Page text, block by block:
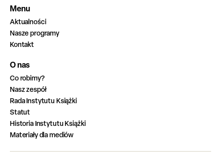
Menu
Aktualności
Nasze programy
Kontakt
O nas
Co robimy?
Nasz zespół
Rada Instytutu Książki
Statut
Historia Instytutu Książki
Materiały dla mediów